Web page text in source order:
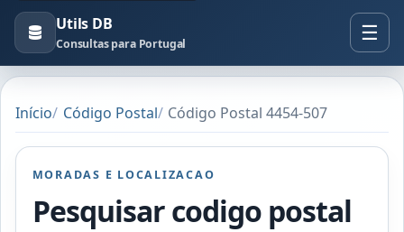
Utils DB
Consultas para Portugal
Início Código Postal Código Postal 4454-507
MORADAS E LOCALIZACAO
Pesquisar codigo postal